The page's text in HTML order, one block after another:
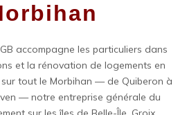
accompagne les particuliers dans
et la rénovation de logements en
tout le Morbihan — de Quiberon à
— notre entreprise générale du